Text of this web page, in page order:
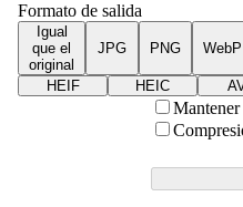
Formato de salida
Igual
que el
original
JPG PNG WebP
HEIF HEIC